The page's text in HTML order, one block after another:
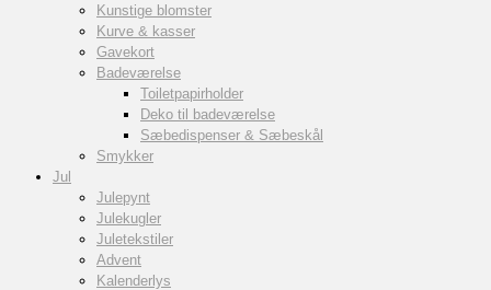
Kunstige blomster
Kurve & kasser
Gavekort
Badeværelse
Toiletpapirholder
Deko til badeværelse
Sæbedispenser & Sæbeskål
Smykker
Jul
Julepynt
Julekugler
Juletekstiler
Advent
Kalenderlys